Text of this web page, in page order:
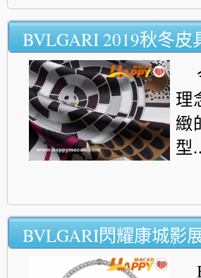
BVLGARI 2019秋冬
理
緻
型
BVLGARI閃耀康城影